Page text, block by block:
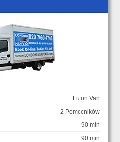
Luton Van
2 Pomocników
90 min
90 min